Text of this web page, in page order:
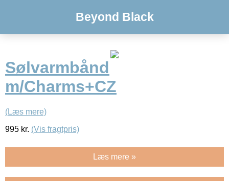
Beyond Black
Sølvarmbånd
m/Charms+CZ
(Læs mere)
995 kr. (Vis fragtpris)
Læs mere »